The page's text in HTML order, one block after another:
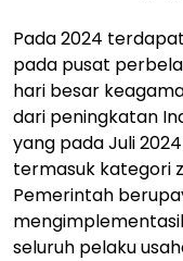
Pada 2024
pada pusat
hari besar
dari peningkatan
yang pada Juli
termasuk kategori
Pemerintah
seluruh pelaku